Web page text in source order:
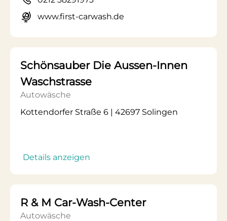
www.first-carwash.de
Schönsauber Die Aussen-Innen
Waschstrasse
Autowäsche
Kottendorfer Straße 6 | 42697 Solingen
Details anzeigen
R & M Car-Wash-Center
Autowäsche